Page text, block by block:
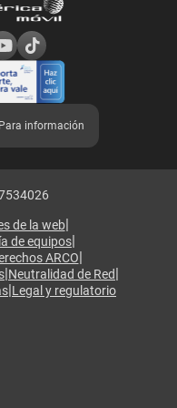
Para información
de la web|
de equipos|
ARCO|
|Neutralidad de Red|
|Legal y regulatorio